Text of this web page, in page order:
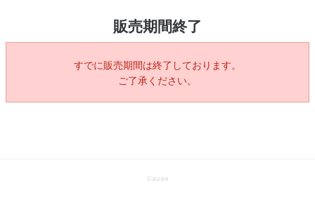
販売期間終了
すでに販売期間は終了しております。
ご了承ください。
© avex